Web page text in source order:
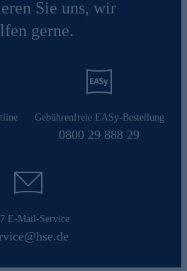
Sie uns, wir
gerne.
Gebührenfreie EASy-Bestellung
0800 29 888 29
E-Mail-Service